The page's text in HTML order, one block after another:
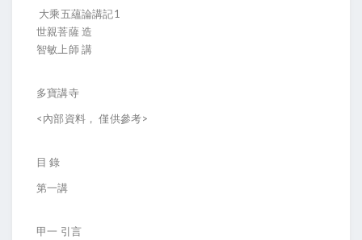
大乘五蘊論講記1
世親菩薩 造
智敏上師 講
多寶講寺
<內部資料， 僅供參考>
目 錄
第一講
甲一 引言